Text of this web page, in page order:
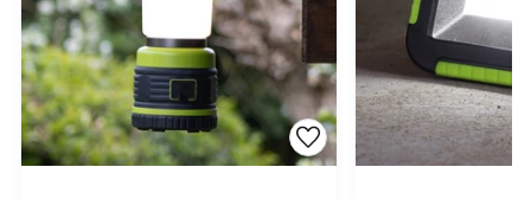
€ 54,90
LED-accu-buitenlamp 850944
zwart/groen hoogte 19 cm
kunststof
Levertijd: 11 - 16 werkdagen
€ 48,90
LED-accu-
zwart/groen,
Levertijd: 11 - 16